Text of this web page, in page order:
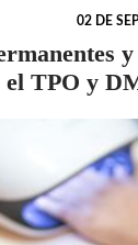
02 DE
TPO y